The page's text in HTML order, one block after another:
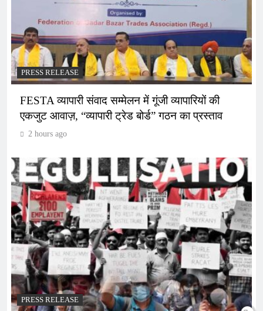
PRESS RELEASE
FESTA व्यापारी संवाद सम्मेलन में गूंजी व्यापारियों की
एकजुट आवाज़, “व्यापारी ट्रेड बोर्ड” गठन का प्रस्ताव
2 hours ago
PRESS RELEASE